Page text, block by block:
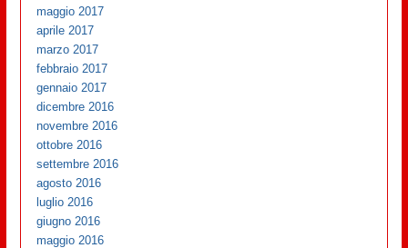
maggio 2017
aprile 2017
marzo 2017
febbraio 2017
gennaio 2017
dicembre 2016
novembre 2016
ottobre 2016
settembre 2016
agosto 2016
luglio 2016
giugno 2016
maggio 2016